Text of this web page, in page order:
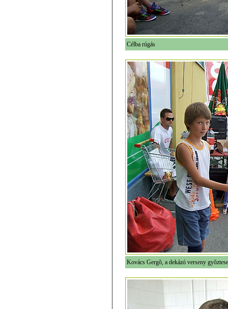
Célba rúgás
Kovács Gergõ, a dekázó verseny